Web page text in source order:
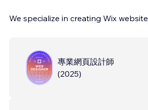
We specialize in creating Wix website
專業網頁設計師
(2025)